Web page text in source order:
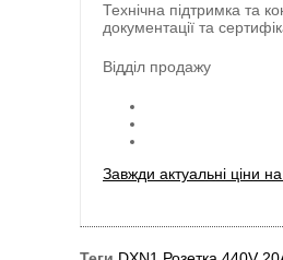
Технічна підтримка та
документації та
Відділ продажу
Завжди актуальні ціни